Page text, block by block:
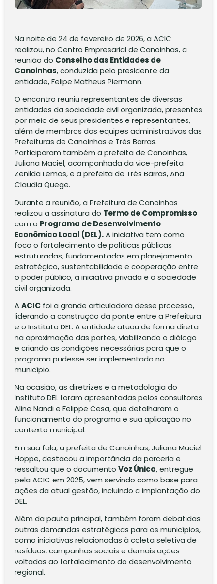
Na noite de 24 de fevereiro de 2026, a ACIC
realizou, no Centro Empresarial de Canoinhas, a
reunião do Conselho das Entidades de
Canoinhas, conduzida pelo presidente da
entidade, Felipe Matheus Piermann.
O encontro reuniu representantes de diversas
entidades da sociedade civil organizada, presentes
por meio de seus presidentes e representantes,
além de membros das equipes administrativas das
Prefeituras de Canoinhas e Três Barras.
Participaram também a prefeita de Canoinhas,
Juliana Maciel, acompanhada da vice-prefeita
Zenilda Lemos, e a prefeita de Três Barras, Ana
Claudia Quege.
Durante a reunião, a Prefeitura de Canoinhas
realizou a assinatura do Termo de Compromisso
com o Programa de Desenvolvimento
Econômico Local (DEL).A iniciativa tem como
foco o fortalecimento de políticas públicas
estruturadas, fundamentadas em planejamento
estratégico, sustentabilidade e cooperação entre
o poder público, a iniciativa privada e a sociedade
civil organizada.
AACIC foi a grande articuladora desse processo,
liderando a construção da ponte entre a Prefeitura
e o Instituto DEL. A entidade atuou de forma direta
na aproximação das partes, viabilizando o diálogo
e criando as condições necessárias para que o
programa pudesse ser implementado no
município.
Na ocasião, as diretrizes e a metodologia do
Instituto DEL foram apresentadas pelos consultores
Aline Nandi e Felippe Cesa, que detalharam o
funcionamento do programa e sua aplicação no
contexto municipal.
Em sua fala, a prefeita de Canoinhas, Juliana Maciel
Hoppe, destacou a importância da parceria e
ressaltou que o documento Voz Única, entregue
pela ACIC em 2025, vem servindo como base para
ações da atual gestão, incluindo a implantação do
DEL.
Além da pauta principal, também foram debatidas
outras demandas estratégicas para os municípios,
como iniciativas relacionadas à coleta seletiva de
resíduos, campanhas sociais e demais ações
voltadas ao fortalecimento do desenvolvimento
regional.